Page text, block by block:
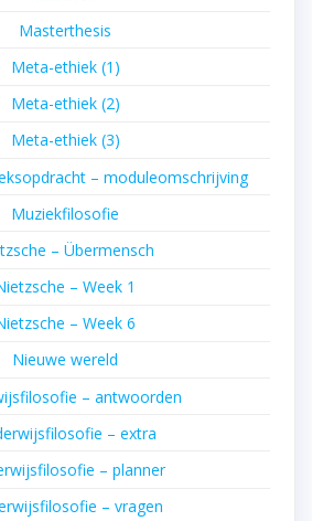
Masterthesis
Meta-ethiek (1)
Meta-ethiek (2)
Meta-ethiek (3)
– moduleomschrijving
Muziekfilosofie
– Übermensch
– Week 1
– Week 6
Nieuwe wereld
– antwoorden
– extra
– planner
– vragen